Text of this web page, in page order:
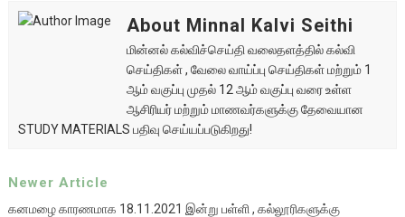
About Minnal Kalvi Seithi
மின்னல் கல்விச்செய்தி வலைதளத்தில் கல்வி
செய்திகள் , வேலை வாய்ப்பு செய்திகள் மற்றும் 1
ஆம் வகுப்பு முதல் 12 ஆம் வகுப்பு வரை உள்ள
ஆசிரியர் மற்றும் மாணவர்களுக்கு தேவையான
STUDY MATERIALS பதிவு செய்யப்படுகிறது!
Newer Article
கனமழை காரணமாக 18.11.2021 இன்று பள்ளி , கல்லூரிகளுக்கு